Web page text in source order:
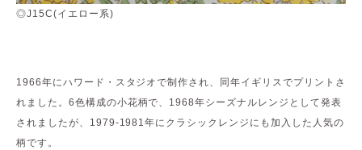
◎J15C(イエロー系)
1966年にハワード・スタジオで制作され、同年イギリスでプリントさ
れました。6色構成の小花柄で、1968年シーズナルレンジとして発表
されましたが、1979-1981年にクラシックレンジにも加入した人気の
柄です。